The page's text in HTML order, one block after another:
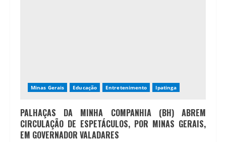
Minas Gerais Educação Entretenimento Ipatinga
PALHAÇAS DA MINHA COMPANHIA (BH) ABREM
CIRCULAÇÃO DE ESPETÁCULOS, POR MINAS GERAIS,
EM GOVERNADOR VALADARES